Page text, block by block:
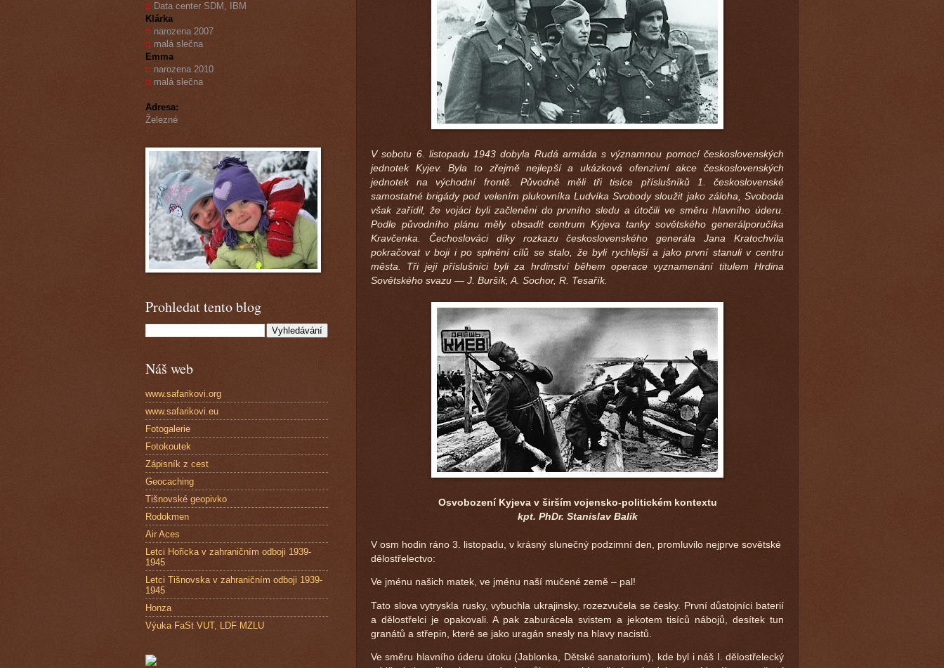
V sobotu 6. listopadu 1943 dobyla Rudá armáda s významnou pomocí československých
jednotek Kyjev. Byla to zřejmě nejlepší a ukázková ofenzivní akce československých
jednotek na východní frontě. Původně měli tři tisíce příslušníků 1. československé
samostatné brigády pod velením plukovníka Ludvíka Svobody sloužit jako záloha, Svoboda
však zařídil, že vojáci byli začleněni do prvního sledu a útočili ve směru hlavního úderu.
Podle původního plánu měly obsadit centrum Kyjeva tanky sovětského generálporučíka
Kravčenka. Čechoslováci díky rozkazu československého generála Jana Kratochvíla
pokračovat v boji i po splnění cílů se stalo, že byli rychlejší a jako první stanuli v centru
města. Tři její příslušníci byli za hrdinství během operace vyznamenání titulem Hrdina
Sovětského svazu ― J. Buršík, A. Sochor, R. Tesařík.
Osvobození Kyjeva v širším vojensko-politickém kontextu
kpt. PhDr. Stanislav Balík
V osm hodin ráno 3. listopadu, v krásný slunečný podzimní den, promluvilo nejprve sovětské
dělostřelectvo:
Ve jménu našich matek, ve jménu naší mučené země – pal!
Tato slova vytryskla rusky, vybuchla ukrajinsky, rozezvučela se česky. První důstojníci baterií
a dělostřelci je opakovali. A pak zaburácela svistem a jekotem tisíců nábojů, desítek tun
granátů a střepin, které se jako uragán snesly na hlavy nacistů.
Ve směru hlavního úderu útoku (Jablonka, Dětské sanatorium), kde byl i náš I. dělostřelecký
:: Data center SDM, IBM
Klárka
:: narozena 2007
:: malá slečna
Emma
:: narozena 2010
:: malá slečna
Adresa:
Železné
Prohledat tento blog
Náš web
www.safarikovi.org
www.safarikovi.eu
Fotogalerie
Fotokoutek
Zápisník z cest
Geocaching
Tišnovské geopivko
Rodokmen
Air Aces
Letci Hořicka v zahraničním odboji 1939-
1945
Letci Tišnovska v zahraničním odboji 1939-
1945
Honza
Výuka FaSt VUT, LDF MZLU